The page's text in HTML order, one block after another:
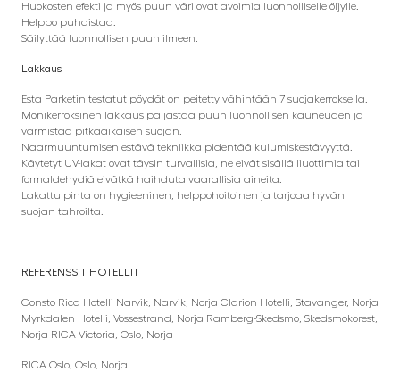
Huokosten efekti ja myös puun väri ovat avoimia luonnolliselle öljylle.
Helppo puhdistaa.
Säilyttää luonnollisen puun ilmeen.
Lakkaus
Esta Parketin testatut pöydät on peitetty vähintään 7 suojakerroksella.
Monikerroksinen lakkaus paljastaa puun luonnollisen kauneuden ja
varmistaa pitkäaikaisen suojan.
Naarmuuntumisen estävä tekniikka pidentää kulumiskestävyyttä.
Käytetyt UV-lakat ovat täysin turvallisia, ne eivät sisällä liuottimia tai
formaldehydiä eivätkä haihduta vaarallisia aineita.
Lakattu pinta on hygieeninen, helppohoitoinen ja tarjoaa hyvän
suojan tahroilta.
REFERENSSIT HOTELLIT
Consto Rica Hotelli Narvik, Narvik, Norja Clarion Hotelli, Stavanger, Norja
Myrkdalen Hotelli, Vossestrand, Norja Ramberg-Skedsmo, Skedsmokorest,
Norja RICA Victoria, Oslo, Norja
RICA Oslo, Oslo, Norja